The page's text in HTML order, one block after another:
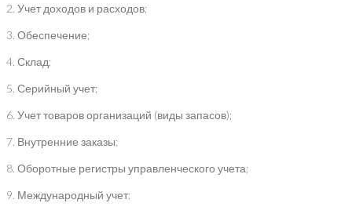
2. Учет доходов и расходов;
3. Обеспечение;
4. Склад;
5. Серийный учет;
6. Учет товаров организаций (виды запасов);
7. Внутренние заказы;
8. Оборотные регистры управленческого учета;
9. Международный учет;